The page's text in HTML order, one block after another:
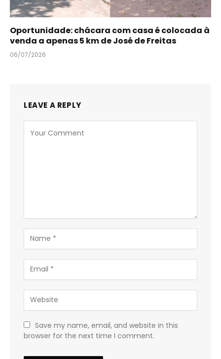
Oportunidade: chácara com casa é colocada à
venda a apenas 5 km de José de Freitas
06/07/2026
LEAVE A REPLY
Save my name, email, and website in this
browser for the next time I comment.